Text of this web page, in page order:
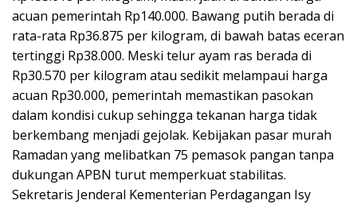
acuan pemerintah Rp140.000. Bawang putih berada di
rata-rata Rp36.875 per kilogram, di bawah batas eceran
tertinggi Rp38.000. Meski telur ayam ras berada di
Rp30.570 per kilogram atau sedikit melampaui harga
acuan Rp30.000, pemerintah memastikan pasokan
dalam kondisi cukup sehingga tekanan harga tidak
berkembang menjadi gejolak. Kebijakan pasar murah
Ramadan yang melibatkan 75 pemasok pangan tanpa
dukungan APBN turut memperkuat stabilitas.
Sekretaris Jenderal Kementerian Perdagangan Isy